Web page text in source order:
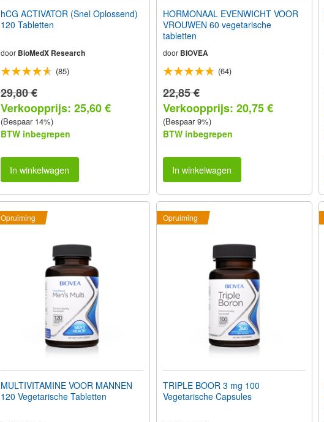
hCG ACTIVATOR (Snel Oplossend)
120 Tabletten
door BioMedX Research
(85)
29,80 €
Verkoopprijs: 25,60 €
(Bespaar 14%)
BTW inbegrepen
In winkelwagen
HORMONAAL EVENWICHT VOOR
VROUWEN 60 vegetarische
tabletten
door BIOVEA
(64)
22,85 €
Verkoopprijs: 20,75 €
(Bespaar 9%)
BTW inbegrepen
In winkelwagen
Opruiming
MULTIVITAMINE VOOR MANNEN
120 Vegetarische Tabletten
Opruiming
TRIPLE BOOR 3 mg 100
Vegetarische Capsules